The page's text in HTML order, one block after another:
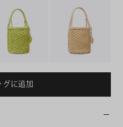
グに追加